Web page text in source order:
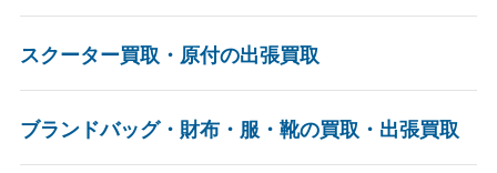
スクーター買取・原付の出張買取
ブランドバッグ・財布・服・靴の買取・出張買取